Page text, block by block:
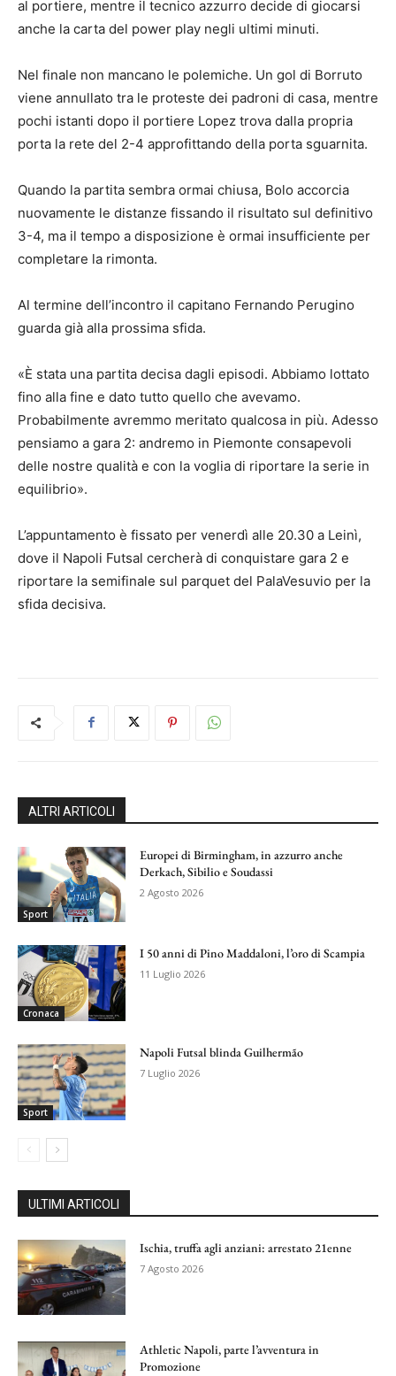
al portiere, mentre il tecnico azzurro decide di giocarsi
anche la carta del power play negli ultimi minuti.
Nel finale non mancano le polemiche. Un gol di Borruto
viene annullato tra le proteste dei padroni di casa, mentre
pochi istanti dopo il portiere Lopez trova dalla propria
porta la rete del 2-4 approfittando della porta sguarnita.
Quando la partita sembra ormai chiusa, Bolo accorcia
nuovamente le distanze fissando il risultato sul definitivo
3-4, ma il tempo a disposizione è ormai insufficiente per
completare la rimonta.
Al termine dell’incontro il capitano Fernando Perugino
guarda già alla prossima sfida.
«È stata una partita decisa dagli episodi. Abbiamo lottato
fino alla fine e dato tutto quello che avevamo.
Probabilmente avremmo meritato qualcosa in più. Adesso
pensiamo a gara 2: andremo in Piemonte consapevoli
delle nostre qualità e con la voglia di riportare la serie in
equilibrio».
L’appuntamento è fissato per venerdì alle 20.30 a Leinì,
dove il Napoli Futsal cercherà di conquistare gara 2 e
riportare la semifinale sul parquet del PalaVesuvio per la
sfida decisiva.
ALTRI ARTICOLI
Sport
Europei di Birmingham, in azzurro anche
Derkach, Sibilio e Soudassi
2 Agosto 2026
Cronaca
I 50 anni di Pino Maddaloni, l’oro di Scampia
11 Luglio 2026
Sport
Napoli Futsal blinda Guilhermão
7 Luglio 2026
ULTIMI ARTICOLI
Ischia, truffa agli anziani: arrestato 21enne
7 Agosto 2026
Athletic Napoli, parte l’avventura in
Promozione